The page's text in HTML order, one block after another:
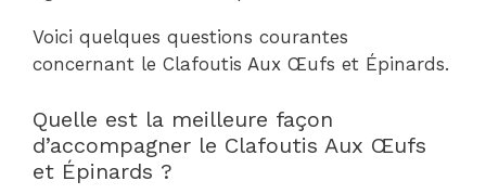
Voici quelques questions courantes
concernant le Clafoutis Aux Œufs et Épinards.
Quelle est la meilleure façon
d’accompagner le Clafoutis Aux Œufs
et Épinards ?